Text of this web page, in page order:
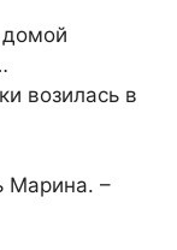
возилась в
Марина. –